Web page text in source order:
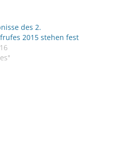
des 2.
2015 stehen fest